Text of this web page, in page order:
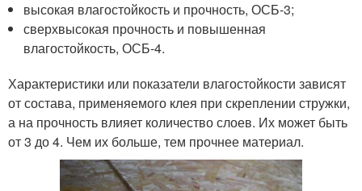
высокая влагостойкость и прочность, ОСБ-3;
сверхвысокая прочность и повышенная
влагостойкость, ОСБ-4.
Характеристики или показатели влагостойкости зависят
от состава, применяемого клея при скреплении стружки,
а на прочность влияет количество слоев. Их может быть
от 3 до 4. Чем их больше, тем прочнее материал.